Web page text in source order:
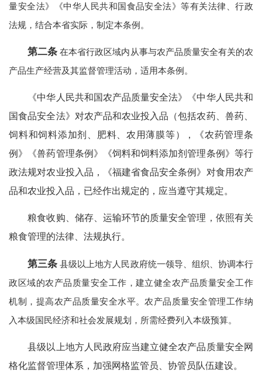
量安全法》《中华人民共和国食品安全法》等有关法律、行政
法规，结合本省实际，制定本条例。
第二条 在本省行政区域内从事与农产品质量安全有关的农
产品生产经营及其监督管理活动，适用本条例。
《中华人民共和国农产品质量安全法》《中华人民共和
国食品安全法》对农产品和农业投入品（包括农药、兽药、
饲料和饲料添加剂、肥料、农用薄膜等），《农药管理条
例》《兽药管理条例》《饲料和饲料添加剂管理条例》等行
政法规对农业投入品，《福建省食品安全条例》对食用农产
品和农业投入品，已经作出规定的，应当遵守其规定。
粮食收购、储存、运输环节的质量安全管理，依照有关
粮食管理的法律、法规执行。
第三条 县级以上地方人民政府统一领导、组织、协调本行
政区域的农产品质量安全工作，建立健全农产品质量安全工作
机制，提高农产品质量安全水平。农产品质量安全管理工作纳
入本级国民经济和社会发展规划，所需经费列入本级预算。
县级以上地方人民政府应当建立健全农产品质量安全网
格化监督管理体系，加强网格监管员、协管员队伍建设。